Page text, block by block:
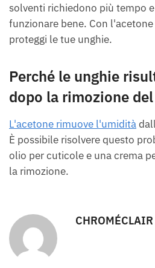
solventi richiedono più tempo
funzionare bene. Con
proteggi le tue unghie.
Perché le unghie
dopo la rimozione
L'acetone rimuove l'umidità
È possibile risolvere questo
olio per cuticole e una crema
la rimozione.
CHROMÉCLAIR